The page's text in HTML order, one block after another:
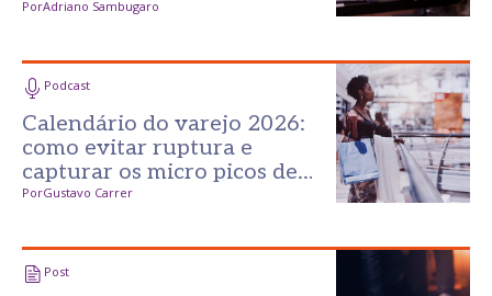
no varejo?
PorAdriano Sambugaro
Podcast
Calendário do varejo 2026:
como evitar ruptura e
capturar os micro picos de
consumo
PorGustavo Carrer
Post